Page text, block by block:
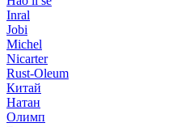
Inral
Jobi
Michel
Nicarter
Rust-Oleum
Китай
Натан
Олимп